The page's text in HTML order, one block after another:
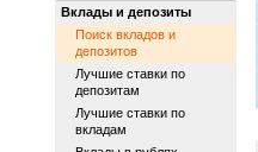
Вклады и депозиты
Поиск вкладов и
депозитов
Лучшие ставки по
депозитам
Лучшие ставки по
вкладам